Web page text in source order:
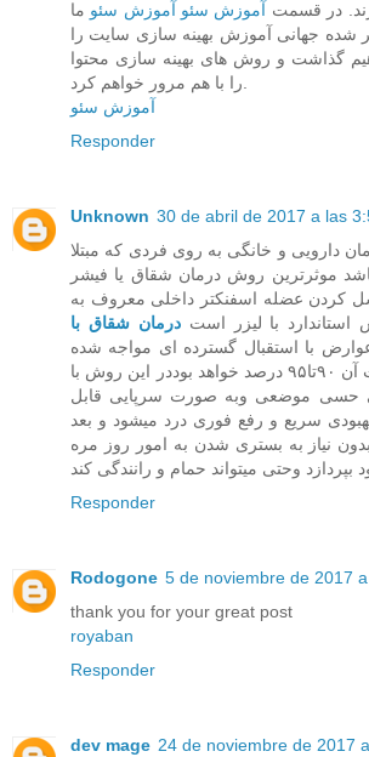
در قسمت آموزش سئو آموزش سئو ما
شده جهانی‌ آموزش بهینه سازی سایت را
گذاشت و روش های بهینه سازی محتوا
را با هم مرور خواهم کرد.
آموزش سئو
Responder
Unknown 30 de abril de 2017 a las
دارویی و خانگی به روی فردی که مبتلا
موثرترین روش درمان شقاق یا فیشر
عضله اسفنکتر داخلی معروف به
استاندارد با لیزر استدرمان شقاق با
با استقبال گسترده ای مواجه شده
است که میزان موفقیت آن ۹۰تا۹۵ درصد خواهد بوددر این روش با
حسی موضعی وبه صورت سرپایی قابل
سریع و رفع فوری درد میشود و بعد
نیاز به بستری شدن به امور روز مره
Responder
Rodogone 5 de noviembre de 2017
thank you for your great post
royaban
Responder
dev mage 24 de noviembre de 2017